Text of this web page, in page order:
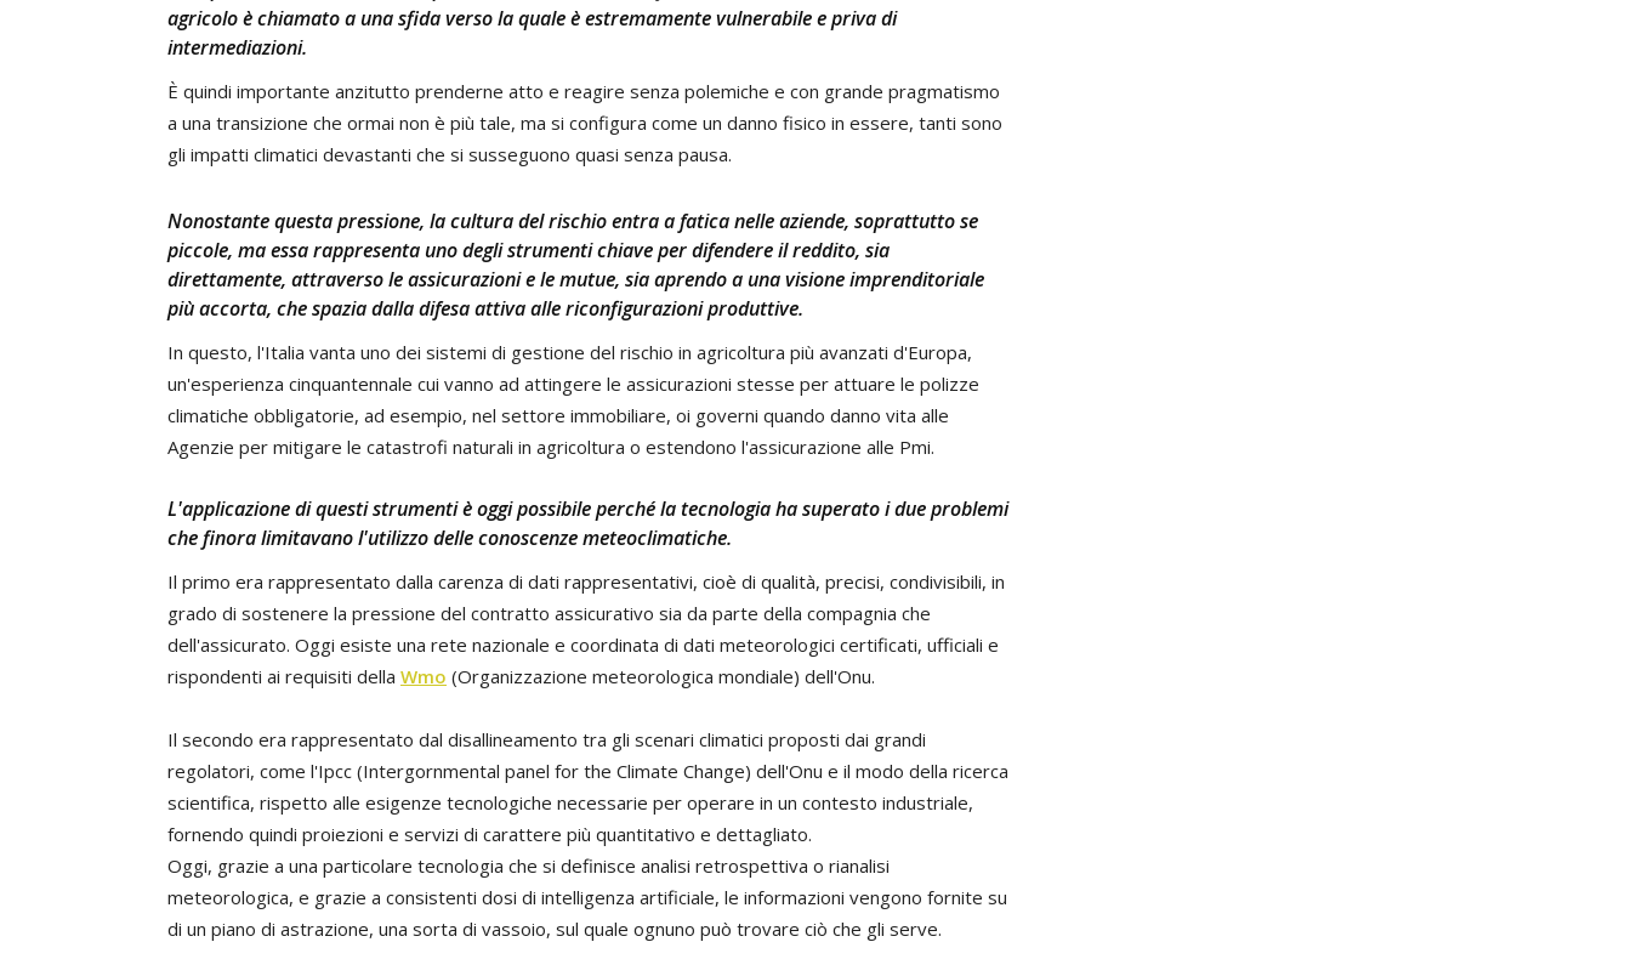
agricolo è chiamato a una sfida verso la quale è estremamente vulnerabile e priva di
intermediazioni.
È quindi importante anzitutto prenderne atto e reagire senza polemiche e con grande pragmatismo
a una transizione che ormai non è più tale, ma si configura come un danno fisico in essere, tanti sono
gli impatti climatici devastanti che si susseguono quasi senza pausa.
Nonostante questa pressione, la cultura del rischio entra a fatica nelle aziende, soprattutto se
piccole, ma essa rappresenta uno degli strumenti chiave per difendere il reddito, sia
direttamente, attraverso le assicurazioni e le mutue, sia aprendo a una visione imprenditoriale
più accorta, che spazia dalla difesa attiva alle riconfigurazioni produttive.
In questo, l'Italia vanta uno dei sistemi di gestione del rischio in agricoltura più avanzati d'Europa,
un'esperienza cinquantennale cui vanno ad attingere le assicurazioni stesse per attuare le polizze
climatiche obbligatorie, ad esempio, nel settore immobiliare, oi governi quando danno vita alle
Agenzie per mitigare le catastrofi naturali in agricoltura o estendono l'assicurazione alle Pmi.
L'applicazione di questi strumenti è oggi possibile perché la tecnologia ha superato i due problemi
che finora limitavano l'utilizzo delle conoscenze meteoclimatiche.
Il primo era rappresentato dalla carenza di dati rappresentativi, cioè di qualità, precisi, condivisibili, in
grado di sostenere la pressione del contratto assicurativo sia da parte della compagnia che
dell'assicurato. Oggi esiste una rete nazionale e coordinata di dati meteorologici certificati, ufficiali e
rispondenti ai requisiti della Wmo (Organizzazione meteorologica mondiale) dell'Onu.
Il secondo era rappresentato dal disallineamento tra gli scenari climatici proposti dai grandi
regolatori, come l'Ipcc (Intergornmental panel for the Climate Change) dell'Onu e il modo della ricerca
scientifica, rispetto alle esigenze tecnologiche necessarie per operare in un contesto industriale,
fornendo quindi proiezioni e servizi di carattere più quantitativo e dettagliato.
Oggi, grazie a una particolare tecnologia che si definisce analisi retrospettiva o rianalisi
meteorologica, e grazie a consistenti dosi di intelligenza artificiale, le informazioni vengono fornite su
di un piano di astrazione, una sorta di vassoio, sul quale ognuno può trovare ciò che gli serve.